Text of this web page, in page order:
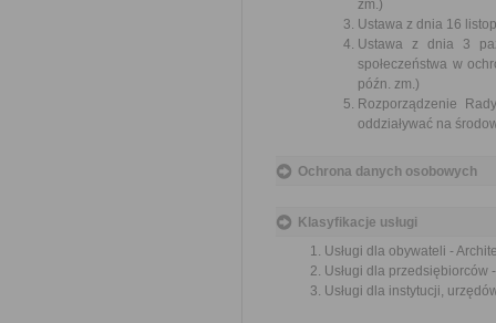
zm.)
Ustawa z dnia 16
Ustawa z dnia 3
społeczeństwa w
późn. zm.)
Rozporządzenie
oddziaływać na
Ochrona danych osobowych
Klasyfikacje usługi
Usługi dla obywateli -
Usługi dla
Usługi dla instytucji,